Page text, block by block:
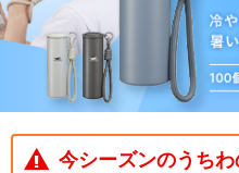
今シーズンのうち